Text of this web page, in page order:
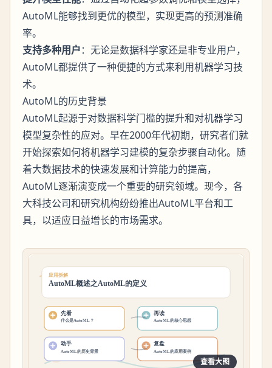
AutoML能够找到更优的模型，实现更高的预测准确
率。
支持多种用户：无论是数据科学家还是非专业用户，
AutoML都提供了一种便捷的方式来利用机器学习技
术。
AutoML的历史背景
AutoML起源于对数据科学门槛的提升和对机器学习
模型复杂性的应对。早在2000年代初期，研究者们就
开始探索如何将机器学习建模的复杂步骤自动化。随
着大数据技术的快速发展和计算能力的提高，
AutoML逐渐演变成一个重要的研究领域。现今，各
大科技公司和研究机构纷纷推出AutoML平台和工
具，以适应日益增长的市场需求。
查看大图